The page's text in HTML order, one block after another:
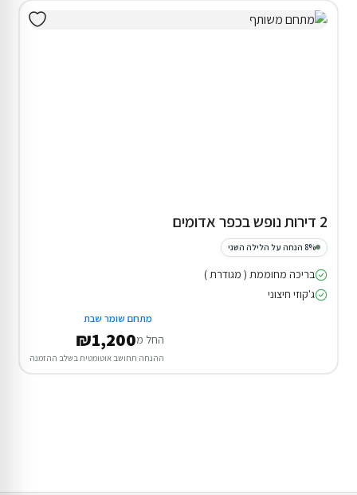
2 דירות נופש בכפר אדומים
8% הנחה על הלילה השני
בריכה מחוממת ( מגודרת )
ג'קוזי חיצוני
מתחם שומר שבת
החל מ₪1,200
ההנחה תחושב אוטומטית בשלב ההזמנה